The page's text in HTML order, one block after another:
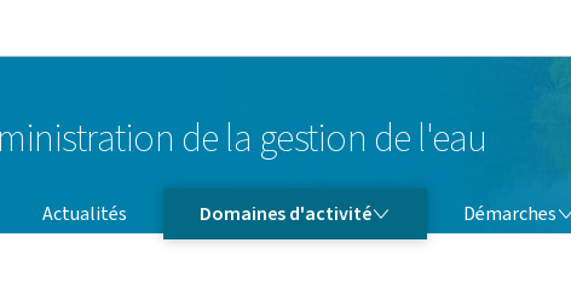
de la gestion de l'eau
Actualités Domaines d'activité Démarches
DÉMARCHES